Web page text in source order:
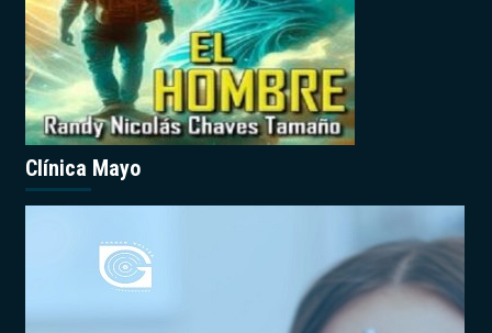
Clínica Mayo